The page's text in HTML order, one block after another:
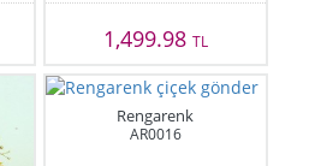
1,499.98 TL
Rengarenk
AR0016